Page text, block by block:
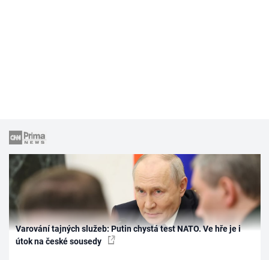
Varování tajných služeb: Putin chystá test NATO. Ve hře je i
útok na české sousedy